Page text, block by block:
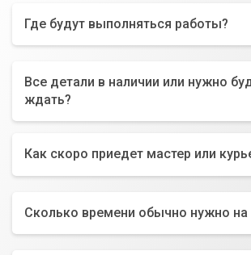
Где будут выполняться работы?
Все детали в наличии или нужно
ждать?
Как скоро приедет мастер или
Сколько времени обычно нужно на